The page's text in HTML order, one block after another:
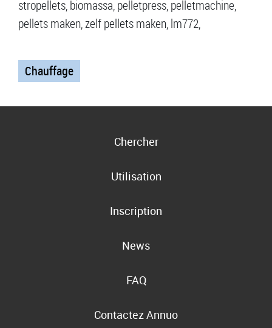
stropellets, biomassa, pelletpress, pelletmachine,
pellets maken, zelf pellets maken, lm772,
Chauffage
Chercher
Utilisation
Inscription
News
FAQ
Contactez Annuo